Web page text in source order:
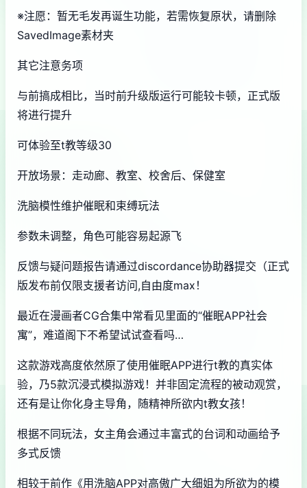
※注愿 ：暂无毛发再诞生功能，若需恢复原状，请删除
SavedImage素材夹
其它注意务项
与前搞成相比，当时前升级版运行可能较卡顿，正式版
将进行提升
可体验至t教等级30
开放场景：走动廊、教室、校舍后、保健室
洗脑模性维护催眠和束缚玩法
参数未调整，角色可能容易起源飞
反馈与疑问题报告请通过discordance协助器提交（正式
版发布前仅限支援者访问,自由度max！
最近在漫画者CG合集中常看见里面的“催眠APP社会
寓”，难道阁下不希望试试查看吗…
这款游戏高度依然原了使用催眠APP进行t教的真实体
验，乃5款沉浸式模拟游戏！并非固定流程的被动观赏，
还有是让你化身主导角，随精神所欲内t教女孩！
根据不同玩法，女主角会通过丰富式的台词和动画给予
多式反馈
相较于前作《用洗脑APP对高傲广大细姐为所欲为的模